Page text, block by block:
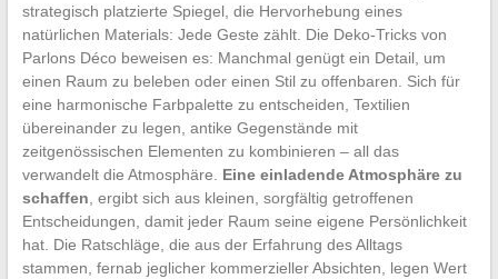
strategisch platzierte Spiegel, die Hervorhebung eines
natürlichen Materials: Jede Geste zählt. Die Deko-Tricks von
Parlons Déco beweisen es: Manchmal genügt ein Detail, um
einen Raum zu beleben oder einen Stil zu offenbaren. Sich für
eine harmonische Farbpalette zu entscheiden, Textilien
übereinander zu legen, antike Gegenstände mit
zeitgenössischen Elementen zu kombinieren – all das
verwandelt die Atmosphäre. Eine einladende Atmosphäre zu
schaffen , ergibt sich aus kleinen, sorgfältig getroffenen
Entscheidungen, damit jeder Raum seine eigene Persönlichkeit
hat. Die Ratschläge, die aus der Erfahrung des Alltags
stammen, fernab jeglicher kommerzieller Absichten, legen Wert